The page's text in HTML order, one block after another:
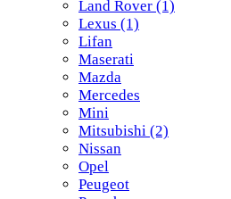
Land Rover (1)
Lexus (1)
Lifan
Maserati
Mazda
Mercedes
Mini
Mitsubishi (2)
Nissan
Opel
Peugeot